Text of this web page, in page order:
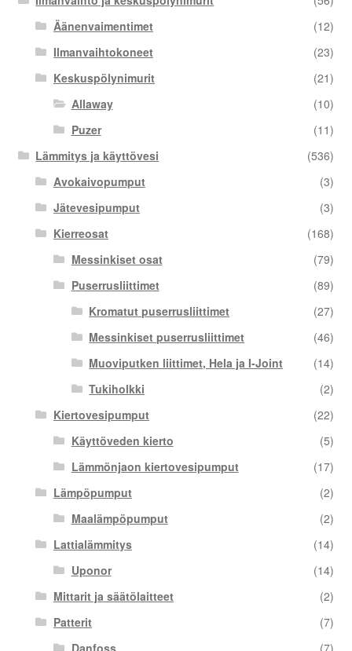
Äänenvaimentimet
(12)
Ilmanvaihtokoneet
(23)
Keskuspölynimurit
(21)
Allaway
(10)
Puzer
(11)
Lämmitys ja käyttövesi
(536)
Avokaivopumput
(3)
Jätevesipumput
(3)
Kierreosat
(168)
Messinkiset osat
(79)
Puserrusliittimet
(89)
Kromatut puserrusliittimet
(27)
Messinkiset puserrusliittimet
(46)
Muoviputken liittimet, Hela ja I-Joint
(14)
Tukiholkki
(2)
Kiertovesipumput
(22)
Käyttöveden kierto
(5)
Lämmönjaon kiertovesipumput
(17)
Lämpöpumput
(2)
Maalämpöpumput
(2)
Lattialämmitys
(14)
Uponor
(14)
Mittarit ja säätölaitteet
(2)
Patterit
(7)